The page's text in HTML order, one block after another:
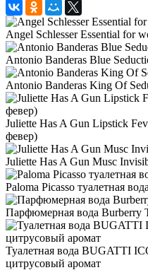
Angel Schlesser Essential for
Antonio Banderas Blue
Antonio Banderas King Of
Juliette Has A Gun Lipstick
февер)
Juliette Has A Gun Musc
Paloma Picasso туалетная вода
Парфюмерная вода Burberry
Туалетная вода BUGATTI
цитрусовый аромат